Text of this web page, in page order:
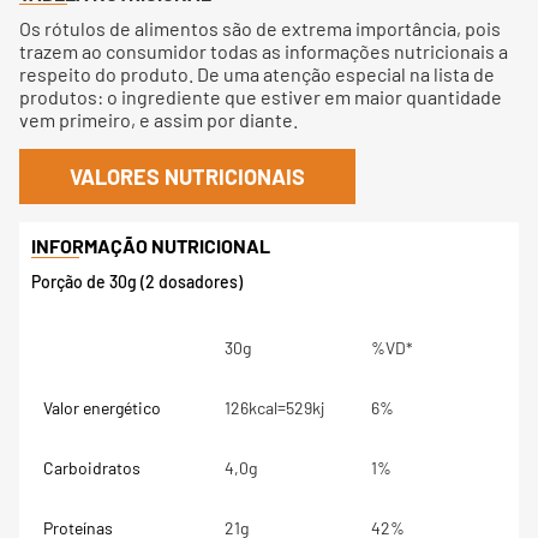
Os rótulos de alimentos são de extrema importância, pois
trazem ao consumidor todas as informações nutricionais a
respeito do produto. De uma atenção especial na lista de
produtos: o ingrediente que estiver em maior quantidade
vem primeiro, e assim por diante.
VALORES NUTRICIONAIS
Porção de 30g (2 dosadores)
30g %VD*
Valor energético 126kcal=529kj 6%
Carboidratos 4,0g 1%
Proteínas 21g 42%